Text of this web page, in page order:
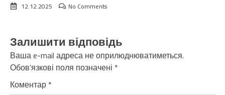
12.12.2025
No Comments
Залишити відповідь
Ваша e-mail адреса не оприлюднюватиметься.
Обов’язкові поля позначені *
Коментар *